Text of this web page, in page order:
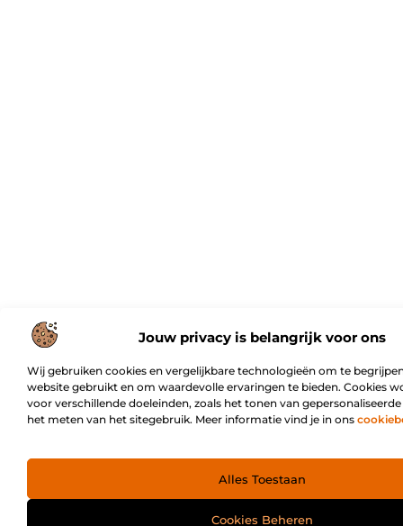
Jouw privacy is belangrijk voor ons
Wij gebruiken cookies en vergelijkbare technologieën om te
website gebruikt en om waardevolle ervaringen te bieden. Cookies
voor verschillende doeleinden, zoals het tonen van
het meten van het sitegebruik. Meer informatie vind je in ons
Alles Toestaan
Cookies Beheren